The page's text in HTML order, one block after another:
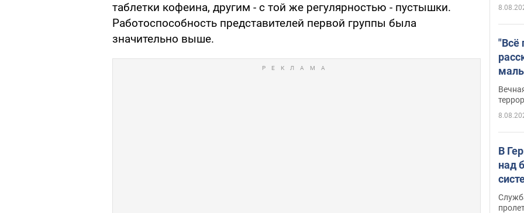
таблетки кофеина, другим - с той же регулярностью - пустышки.
Работоспособность представителей первой группы была
значительно выше.
"Всё
В
над